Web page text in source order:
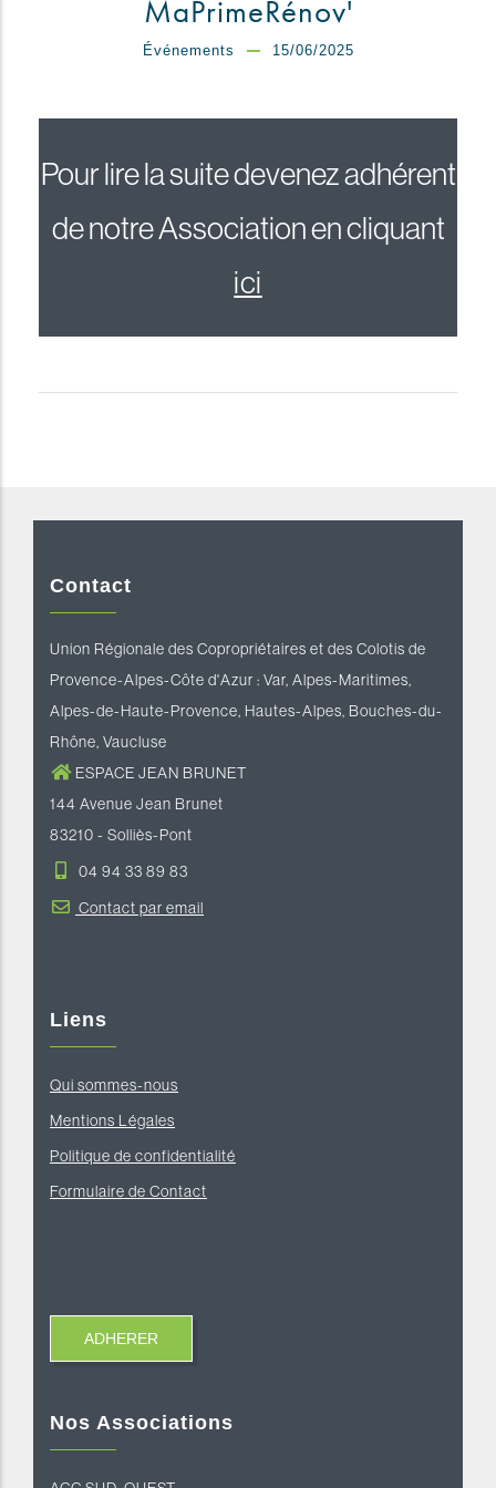
MaPrimeRénov'
Événements 15/06/2025
Pour lire la suite devenez adhérent
de notre Association en cliquant
ici
Contact
Union Régionale des Copropriétaires et des Colotis de
Provence-Alpes-Côte d'Azur : Var, Alpes-Maritimes,
Alpes-de-Haute-Provence, Hautes-Alpes, Bouches-du-
Rhône, Vaucluse
ESPACE JEAN BRUNET
144 Avenue Jean Brunet
83210 - Solliès-Pont
04 94 33 89 83
Contact par email
reddit downloaderColoriage à Imprimerhoroscope love
Liens
Qui sommes-nous
Mentions Légales
Politique de confidentialité
Formulaire de Contact
Nos Associations